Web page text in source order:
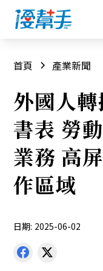
首頁 產業新聞
外國人
書表 勞
業務 高
作區域
日期: 2025-06-02